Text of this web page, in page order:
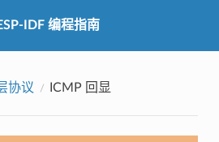
IDF 编程指南
协议 ICMP 回显